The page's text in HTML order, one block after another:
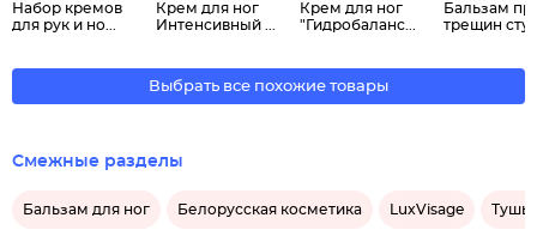
Набор кремов
для рук и но...
Крем для ног
Интенсивный ...
Крем для ног
"Гидробаланс...
Бальзам
трещин
Выбрать все похожие товары
Смежные разделы
Бальзам для ног Белорусская косметика LuxVisage Тушь